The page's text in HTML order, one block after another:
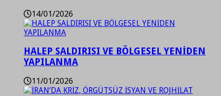
14/01/2026
HALEP SALDIRISI VE BÖLGESEL YENİDEN
YAPILANMA
11/01/2026